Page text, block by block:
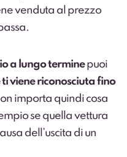
venduta al prezzo
a lungo terminepuoi
viene riconosciuta fino
importa quindi cosa
se quella vettura
dell’uscita di un